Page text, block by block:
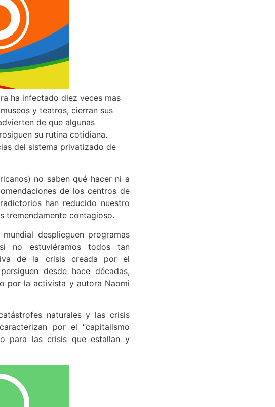
ha infectado diez veces mas
y teatros, cierran sus
de que algunas
su rutina cotidiana.
del sistema privatizado de
no saben qué hacer ni a
de los centros de
han reducido nuestro
tremendamente contagioso.
desplieguen programas
no estuviéramos todos tan
de la crisis creada por el
desde hace décadas,
por la activista y autora Naomi
naturales y las crisis
por el “capitalismo
para las crisis que estallan y